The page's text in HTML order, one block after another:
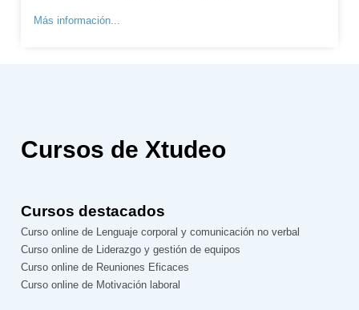
Más información...
Cursos de Xtudeo
Cursos destacados
Curso online de Lenguaje corporal y comunicación no verbal
Curso online de Liderazgo y gestión de equipos
Curso online de Reuniones Eficaces
Curso online de Motivación laboral